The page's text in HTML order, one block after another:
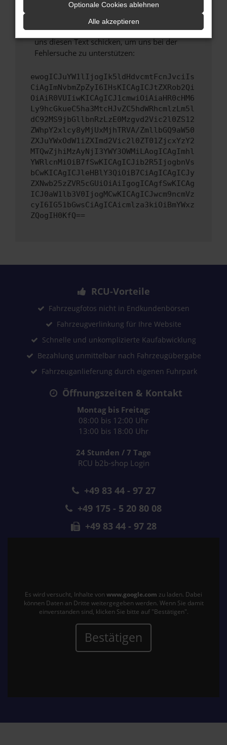
Wenn du alle oben genannten Schritte versucht
hast, kontaktiere uns bitte. Wir werden
versuchen, das Problem zu beheben. Du kannst
uns diesen Text schicken, um uns bei der
Fehlersuche zu unterstützen:
ewogICJuYW1lIjogIk5ldHdvcmtFcnJvciIs
CiAgImNvbmZpZyI6IHsKICAgICJtZXRob2Qi
OiAiR0VUIiwKICAgICJ1cmwiOiAiaHR0cHM6
Ly9hcGkueC5ha3MtcHJvZC5hdWRhcmlzLm5l
dC92MS9jbGllbnRzLzE0Mzgvd2Vic2l0ZS12
ZWhpY2xlcy8yMjUxMjhTRVA/ZmllbGQ9aW50
ZXJuYWxOdW1iZXImd2Vic2l0ZT01ZjcxYzY2
MTQwZjhiMzAyNjI3YWY3OWMiLAogICAgImhl
YWRlcnMiOiB7fSwKICAgICJib2R5IjogbnVs
bCwKICAgICJleHBlY3QiOiB7CiAgICAgICJy
ZXNwb25zZVR5cGUiOiAiIgogICAgfSwKICAg
ICJ0aW1lb3V0IjogMCwKICAgICJwcm9ncmVz
cyI6IG51bGwsCiAgICAicmlza3kiOiBmYWxz
ZQogIH0KfQ==
RCU-Vorteile
Fahrzeugfotos nicht in Endkundenbörsen
Fahrzeugverlinkung für Ihre Website
Schnelle und unkomplizierte Kaufabwicklung
Bezahlung unmittelbar nach Fahrzeugübergabe
Fahrzeuganlieferung durch eigenen Fuhrpark
Öffnungszeiten & Kontakt
Montag bis Freitag:
08:00 bis 12:00 Uhr
13:00 bis 18:00 Uhr
24 Stunden / 7 Tage
RCU b2b-shop Login
+49 83 44 - 97 27
+49 175 - 5 20 80 08
+49 83 44 - 97 28
Es wird versucht, Inhalte von www.google.com zu laden. Dabei
können Daten an Dritte weitergegeben werden. Wenn Sie damit
einverstanden sind, klicken Sie bitte auf "Bestätigen".
Bestätigen
Optionale Cookies ablehnen
Alle akzeptieren